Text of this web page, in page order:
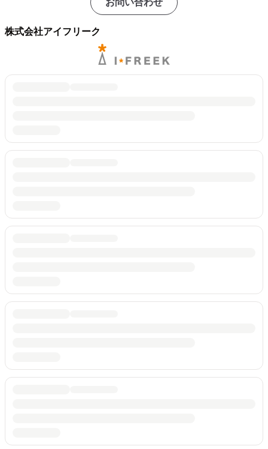
お問い合わせ
株式会社アイフリーク